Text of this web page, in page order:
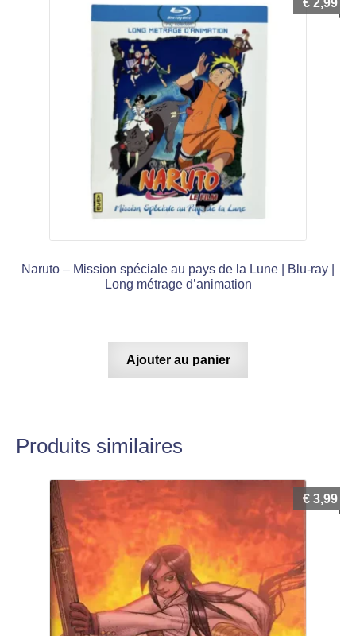
Naruto – Mission spéciale au pays de la Lune | Blu-ray |
Long métrage d’animation
Ajouter au panier
Produits similaires
€ 3,99